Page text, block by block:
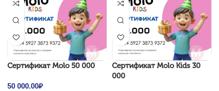
Cертификат Molo 50 000
50 000.00₽
Cертификат Molo Kids 30
000